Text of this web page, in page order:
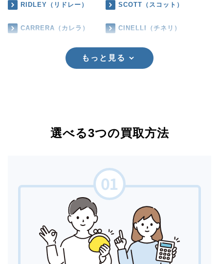
RIDLEY（リドレー） SCOTT（スコット）
CARRERA（カレラ） CINELLI（チネリ）
もっと見る
選べる3つの買取方法